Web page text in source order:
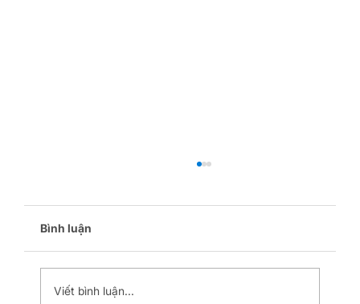
Bình luận
Viết bình luận...